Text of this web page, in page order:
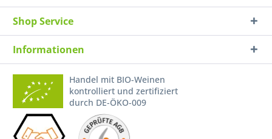
Shop Service
Informationen
Handel mit BIO-Weinen
kontrolliert und zertifiziert
durch DE-ÖKO-009